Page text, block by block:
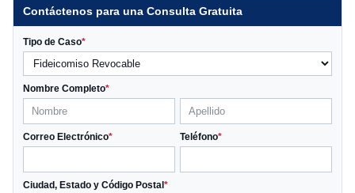
Contáctenos para una Consulta Gratuita
Tipo de Caso*
Nombre Completo*
Correo Electrónico* Teléfono*
Ciudad, Estado y Código Postal*